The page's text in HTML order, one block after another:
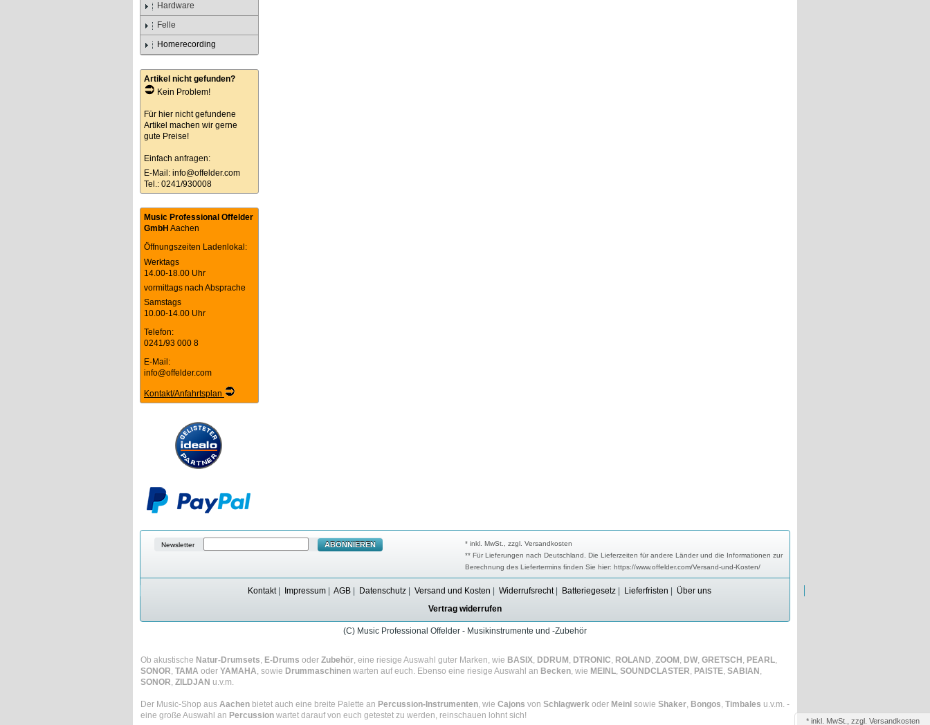
Hardware
Felle
Homerecording
Artikel nicht gefunden?
Kein Problem!
Für hier nicht gefundene
Artikel machen wir gerne
gute Preise!
Einfach anfragen:
E-Mail: info@offelder.com
Tel.: 0241/930008
Music Professional Offelder
GmbH Aachen
Öffnungszeiten Ladenlokal:
Werktags
14.00-18.00 Uhr
vormittags nach Absprache
Samstags
10.00-14.00 Uhr
Telefon:
0241/93 000 8
E-Mail:
info@offelder.com
Kontakt/Anfahrtsplan
Newsletter ABONNIEREN
* inkl. MwSt., zzgl. Versandkosten
** Für Lieferungen nach Deutschland. Die Lieferzeiten für andere Länder und die Informationen zur
Berechnung des Liefertermins finden Sie hier: https://www.offelder.com/Versand-und-Kosten/
Kontakt| Impressum AGB Datenschutz Versand und Kosten Widerrufsrecht| Batteriegesetz Lieferfristen
Über uns
Vertrag widerrufen
(C) Music Professional Offelder - Musikinstrumente und -Zubehör
Ob akustische Natur-Drumsets, E-Drums oder Zubehör, eine riesige Auswahl guter Marken, wie BASIX, DDRUM , DTRONIC, ROLAND, ZOOM , DW, GRETSCH , PEARL,
SONOR, TAMA oder YAMAHA, sowie Drummaschinen warten auf euch. Ebenso eine riesige Auswahl an Becken, wie MEINL, SOUNDCLASTER, PAISTE, SABIAN ,
SONOR, ZILDJAN u.v.m.
Der Music-Shop aus Aachen bietet auch eine breite Palette an Percussion-Instrumenten, wie Cajons von Schlagwerk oder Meinl sowie Shaker, Bongos, Timbales u.v.m. -
eine große Auswahl an Percussion wartet darauf von euch getestet zu werden, reinschauen lohnt sich!
* inkl. MwSt., zzgl. Versandkosten